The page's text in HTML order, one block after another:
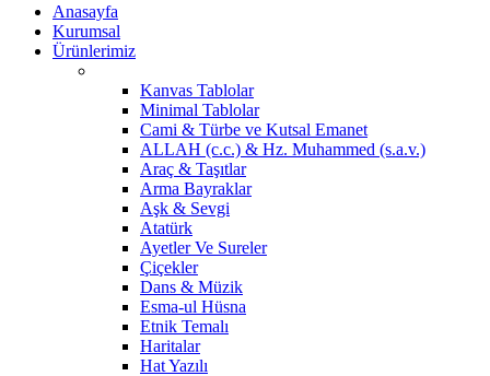
Anasayfa
Kurumsal
Ürünlerimiz
Kanvas Tablolar
Minimal Tablolar
Cami & Türbe ve Kutsal Emanet
ALLAH (c.c.) & Hz. Muhammed (s.a.v.)
Araç & Taşıtlar
Arma Bayraklar
Aşk & Sevgi
Atatürk
Ayetler Ve Sureler
Çiçekler
Dans & Müzik
Esma-ul Hüsna
Etnik Temalı
Haritalar
Hat Yazılı